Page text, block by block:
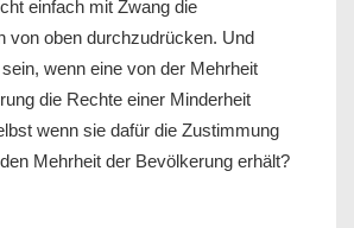
einfach mit Zwang die
von oben durchzudrücken. Und
wenn eine von der Mehrheit
die Rechte einer Minderheit
wenn sie dafür die Zustimmung
Mehrheit der Bevölkerung erhält?